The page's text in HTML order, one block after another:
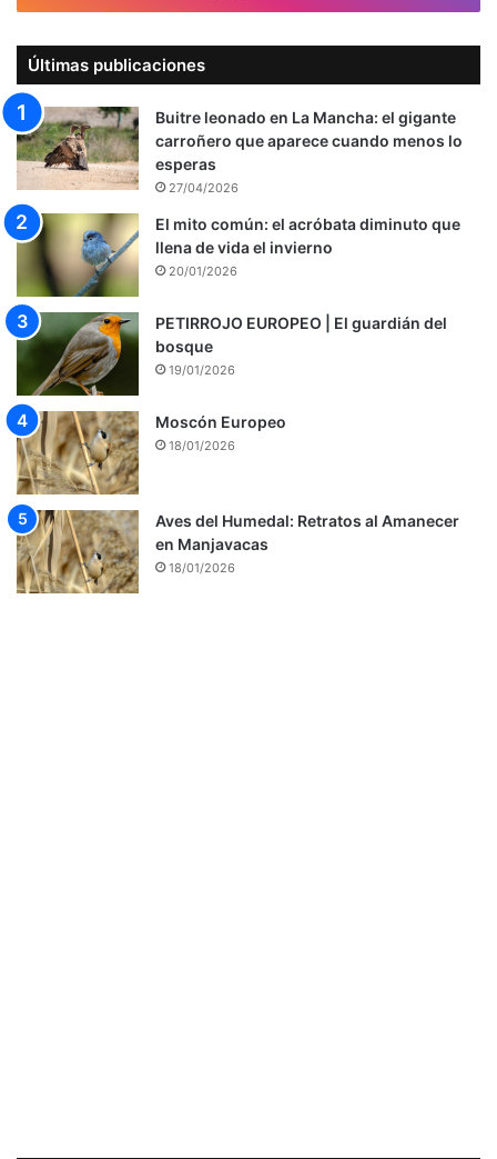
Últimas publicaciones
Buitre leonado en La Mancha: el gigante
carroñero que aparece cuando menos lo
esperas
27/04/2026
El mito común: el acróbata diminuto que
llena de vida el invierno
20/01/2026
PETIRROJO EUROPEO | El guardián del
bosque
19/01/2026
Moscón Europeo
18/01/2026
Aves del Humedal: Retratos al Amanecer
en Manjavacas
18/01/2026